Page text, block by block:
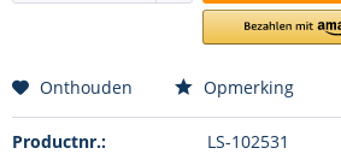
Onthouden Opmerking
Productnr.:
LS-102531